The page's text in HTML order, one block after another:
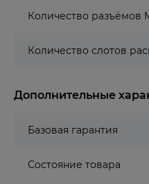
Количество разъёмов
Количество слотов
Дополнительные
Базовая гарантия
Состояние товара